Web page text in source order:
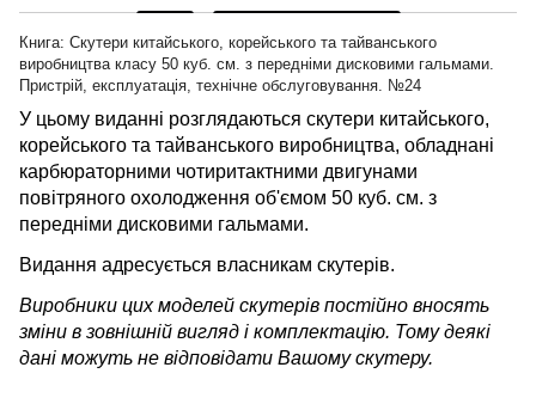
Книга: Скутери китайського, корейського та тайванського
виробництва класу 50 куб. см. з передніми дисковими гальмами.
Пристрій, експлуатація, технічне обслуговування. №24
У цьому виданні розглядаються скутери китайського,
корейського та тайванського виробництва, обладнані
карбюраторними чотиритактними двигунами
повітряного охолодження об'ємом 50 куб. см. з
передніми дисковими гальмами.
Видання адресується власникам скутерів.
Виробники цих моделей скутерів постійно вносять
зміни в зовнішній вигляд і комплектацію. Тому деякі
дані можуть не відповідати Вашому скутеру.